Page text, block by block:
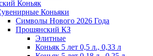
Коньяк
Коньяки
Символы Нового 2026 Года
Прошянский КЗ
Элитные
Коньяк 5 лет 0,5 л., 0,33 л